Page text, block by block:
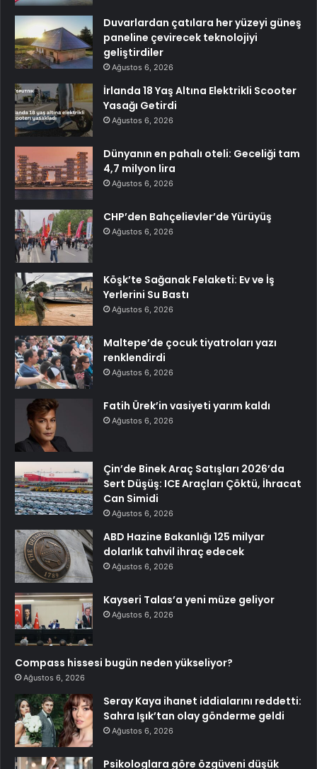
Duvarlardan çatılara her yüzeyi güneş
paneline çevirecek teknolojiyi
geliştirdiler
Ağustos 6, 2026
İrlanda 18 Yaş Altına Elektrikli Scooter
Yasağı Getirdi
Ağustos 6, 2026
Dünyanın en pahalı oteli: Geceliği tam
4,7 milyon lira
Ağustos 6, 2026
CHP’den Bahçelievler’de Yürüyüş
Ağustos 6, 2026
Köşk’te Sağanak Felaketi: Ev ve İş
Yerlerini Su Bastı
Ağustos 6, 2026
Maltepe’de çocuk tiyatroları yazı
renklendirdi
Ağustos 6, 2026
Fatih Ürek’in vasiyeti yarım kaldı
Ağustos 6, 2026
Çin’de Binek Araç Satışları 2026’da
Sert Düşüş: ICE Araçları Çöktü, İhracat
Can Simidi
Ağustos 6, 2026
ABD Hazine Bakanlığı 125 milyar
dolarlık tahvil ihraç edecek
Ağustos 6, 2026
Kayseri Talas’a yeni müze geliyor
Ağustos 6, 2026
Compass hissesi bugün neden yükseliyor?
Ağustos 6, 2026
Seray Kaya ihanet iddialarını reddetti:
Sahra Işık’tan olay gönderme geldi
Ağustos 6, 2026
Psikologlara göre özgüveni düşük